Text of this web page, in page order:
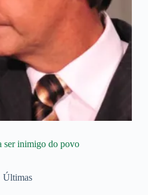
ser inimigo do povo
Últimas